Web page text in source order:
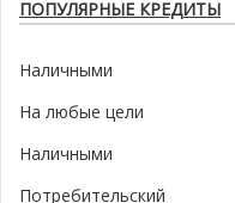
ПОПУЛЯРНЫЕ КРЕДИТЫ
Наличными
На любые цели
Наличными
Потребительский